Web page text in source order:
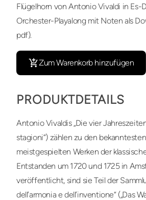
Flügelhorn von Antonio Vivaldi in Es-
Orchester-Playalong mit Noten als
pdf).
Zum Warenkorb hinzufügen
PRODUKTDETAILS
Antonio Vivaldis „Die vier
stagioni“) zählen zu den
meistgespielten Werken der
Entstanden um 1720 und 1725 in
veröffentlicht, sind sie Teil der
dell’armonia e dell’inventione“ („Das